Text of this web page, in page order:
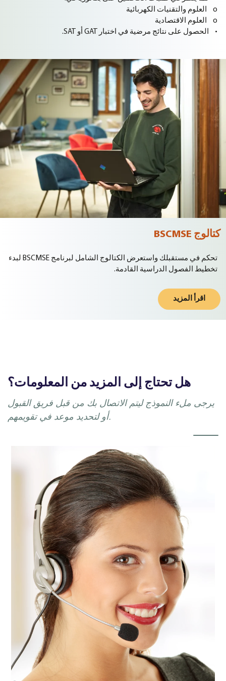
o العلوم والتقنيات الكهربائية
o العلوم الاقتصادية
• الحصول على نتائج مرضية في اختبار GAT أو SAT.
كتالوج BSCMSE
تحكم في مستقبلك واستعرض الكتالوج الشامل لبرنامج BSCMSE لبدء
تخطيط الفصول الدراسية القادمة.
اقرأ المزيد
هل تحتاج إلى المزيد من المعلومات؟
يرجى ملء النموذج ليتم الاتصال بك من قبل فريق القبول
أو لتحديد موعد في تقويمهم.